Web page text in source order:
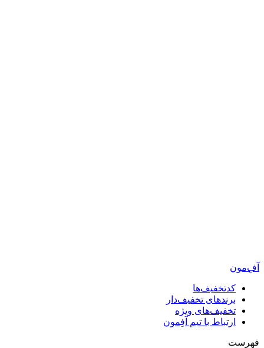
آفِ‌مون
کدتخفیف‌ها
برندهای تخفیف‌دار
تخفیف‌های ویژه
ارتباط با تیم آفِمون
فهرست